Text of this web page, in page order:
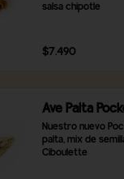
salsa chipotle
$7.490
Ave Palta
Nuestro nuevo
palta, mix de
Ciboulette